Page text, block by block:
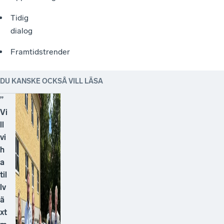
Tidig
dialog
Framtidstrender
DU KANSKE OCKSÅ VILL LÄSA
”
Vi
ll
vi
h
a
til
lv
ä
xt